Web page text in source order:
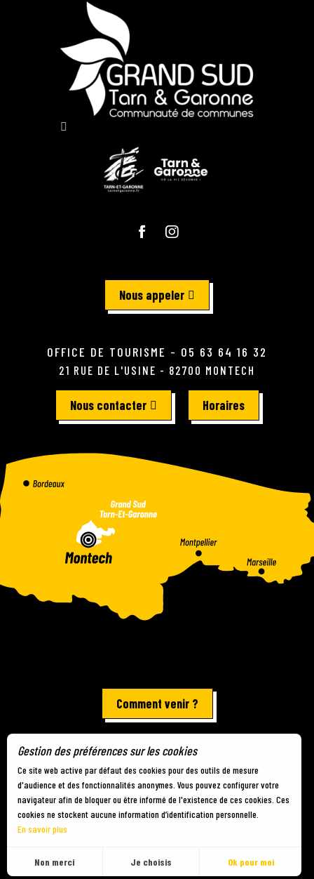
Voir les favoris
Recherche
Nous appeler
OFFICE DE TOURISME - 05 63 64 16 32
21 RUE DE L'USINE - 82700 MONTECH
Nous contacter Horaires
Comment venir ?
Mentions légales - Plan du site - Gestion des cookies
Gestion des préférences sur les cookies
Ce site web active par défaut des cookies pour des outils de mesure
d'audience et des fonctionnalités anonymes. Vous pouvez configurer votre
navigateur afin de bloquer ou être informé de l'existence de ces cookies. Ces
cookies ne stockent aucune information d’identification personnelle.
En savoir plus
Non merci Je choisis Ok pour moi